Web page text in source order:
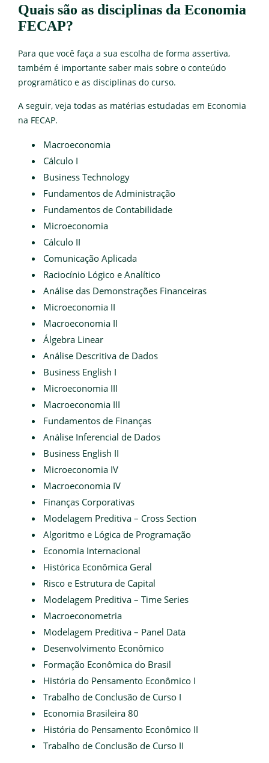
Quais são as disciplinas da Economia
FECAP?
Para que você faça a sua escolha de forma assertiva,
também é importante saber mais sobre o conteúdo
programático e as disciplinas do curso.
A seguir, veja todas as matérias estudadas em Economia
na FECAP.
Macroeconomia
Cálculo I
Business Technology
Fundamentos de Administração
Fundamentos de Contabilidade
Microeconomia
Cálculo II
Comunicação Aplicada
Raciocínio Lógico e Analítico
Análise das Demonstrações Financeiras
Microeconomia II
Macroeconomia II
Álgebra Linear
Análise Descritiva de Dados
Business English I
Microeconomia III
Macroeconomia III
Fundamentos de Finanças
Análise Inferencial de Dados
Business English II
Microeconomia IV
Macroeconomia IV
Finanças Corporativas
Modelagem Preditiva – Cross Section
Algoritmo e Lógica de Programação
Economia Internacional
Histórica Econômica Geral
Risco e Estrutura de Capital
Modelagem Preditiva – Time Series
Macroeconometria
Modelagem Preditiva – Panel Data
Desenvolvimento Econômico
Formação Econômica do Brasil
História do Pensamento Econômico I
Trabalho de Conclusão de Curso I
Economia Brasileira 80
História do Pensamento Econômico II
Trabalho de Conclusão de Curso II